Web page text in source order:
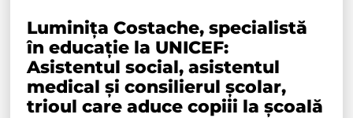
Luminița Costache, specialistă
în educație la UNICEF:
Asistentul social, asistentul
medical și consilierul școlar,
trioul care aduce copiii la școală